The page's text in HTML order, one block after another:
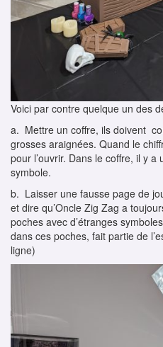
Voici par contre quelque un des
a. Mettre un coffre, ils doivent
grosses araignées. Quand le
pour l’ouvrir. Dans le coffre, il y
symbole.
b. Laisser une fausse page de
et dire qu’Oncle Zig Zag a
poches avec d’étranges
dans ces poches, fait partie de
ligne)